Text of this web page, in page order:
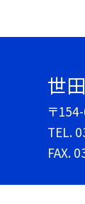
世
〒
TEL.
FAX.